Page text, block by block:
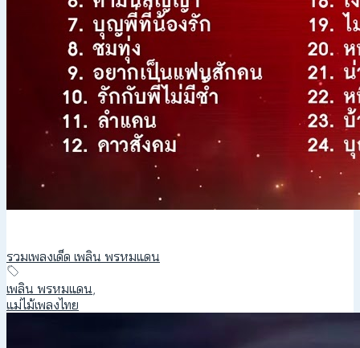
รวมเพลงเด็ด เพลิน พรหมแดน
เพลิน พรหมแดน,
แม่ไม้เพลงไทย